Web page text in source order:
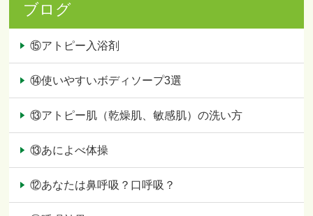
ブログ
⑮アトピー入浴剤
⑭使いやすいボディソープ3選
⑬アトピー肌（乾燥肌、敏感肌）の洗い方
⑬あによべ体操
⑫あなたは鼻呼吸？口呼吸？